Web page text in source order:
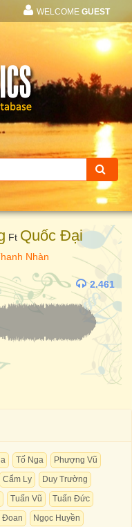
WELCOME GUEST
Ft Quốc Đại
Nhàn
2.461
Tố Nga
Phượng Vũ
Cẩm Ly
Duy Trường
Tuấn Vũ
Tuấn Đức
Đoan
Ngọc Huyền